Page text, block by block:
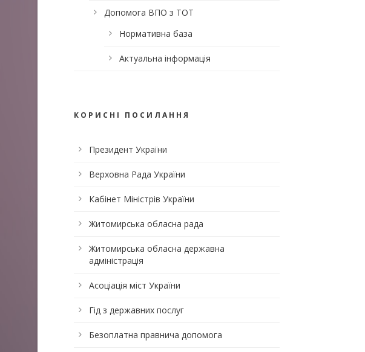
Допомога ВПО з ТОТ
Нормативна база
Актуальна інформація
КОРИСНІ ПОСИЛАННЯ
Президент України
Верховна Рада України
Кабінет Міністрів України
Житомирська обласна рада
Житомирська обласна державна
адміністрація
Асоціація міст України
Гід з державних послуг
Безоплатна правнича допомога